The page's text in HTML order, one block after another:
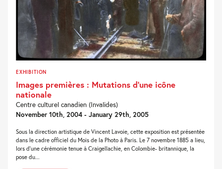
EXHIBITION
Images premières : Mutations d’une icône
nationale
Centre culturel canadien (Invalides)
November 10th, 2004 - January 29th, 2005
Sous la direction artistique de Vincent Lavoie, cette exposition est présentée
dans le cadre officiel du Mois de la Photo à Paris. Le 7 novembre 1885 a lieu,
lors d'une cérémonie tenue à Craigellachie, en Colombie- britannique, la
pose du...